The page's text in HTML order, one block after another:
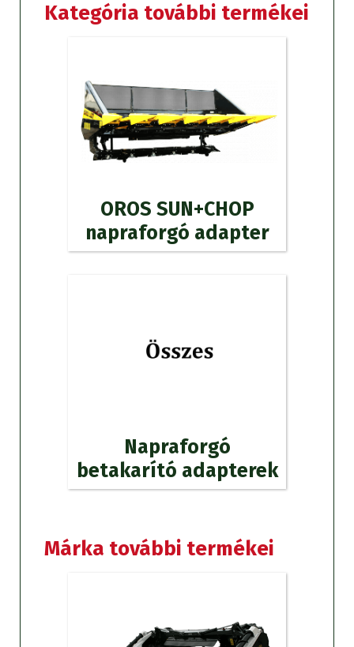
Kategória további termékei
OROS SUN+CHOP
napraforgó adapter
Napraforgó
betakarító adapterek
Márka további termékei